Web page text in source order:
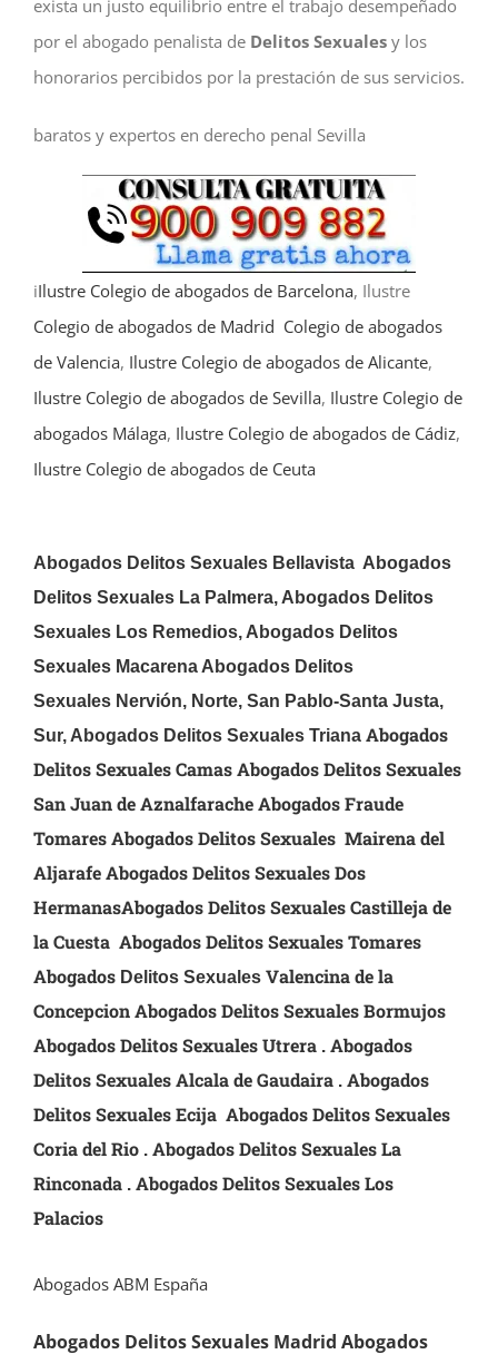
exista un justo equilibrio entre el trabajo desempeñado
por el abogado penalista de Delitos Sexualesy los
honorarios percibidos por la prestación de sus servicios.
baratos y expertos en derecho penal Sevilla
iIlustre Colegio de abogados de Barcelona, Ilustre
Colegio de abogados de Madrid Colegio de abogados
de Valencia, Ilustre Colegio de abogados de Alicante,
Ilustre Colegio de abogados de Sevilla, Ilustre Colegio de
abogados Málaga, Ilustre Colegio de abogados de Cádiz,
Ilustre Colegio de abogados de Ceuta
Abogados Delitos Sexuales Bellavista Abogados
Delitos Sexuales La Palmera, Abogados Delitos
Sexuales Los Remedios, Abogados Delitos
Sexuales Macarena Abogados Delitos
Sexuales Nervión, Norte, San Pablo-Santa Justa,
Sur, Abogados Delitos Sexuales Triana Abogados
Delitos Sexuales Camas Abogados Delitos Sexuales
San Juan de Aznalfarache Abogados Fraude
Tomares Abogados Delitos Sexuales Mairena del
Aljarafe Abogados Delitos Sexuales Dos
HermanasAbogados Delitos Sexuales Castilleja de
la Cuesta Abogados Delitos Sexuales Tomares
Abogados Delitos Sexuales Valencina de la
Concepcion Abogados Delitos SexualesBormujos
Abogados Delitos SexualesUtrera . Abogados
Delitos SexualesAlcala de Gaudaira . Abogados
Delitos SexualesEcija Abogados Delitos Sexuales
Coria del Rio . Abogados Delitos SexualesLa
Rinconada . Abogados Delitos SexualesLos
Palacios
Abogados ABM España
Abogados Delitos Sexuales Madrid Abogados